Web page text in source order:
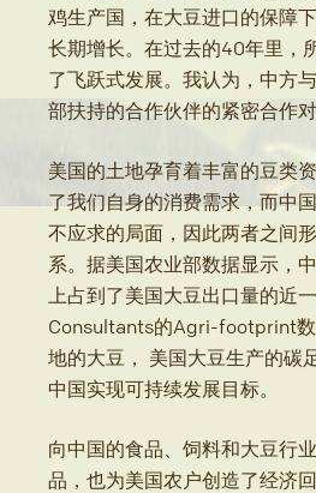
鸡生产国，在大豆进口的保障
长期增长。在过去的40年里，
了飞跃式发展。我认为，中方
部扶持的合作伙伴的紧密合作对
美国的土地孕育着丰富的豆类
了我们自身的消费需求，而中
不应求的局面，因此两者之间
系。据美国农业部数据显示，
上占到了美国大豆出口量的近
Consultants的Agri-footprint
地的大豆， 美国大豆生产的碳
中国实现可持续发展目标。
向中国的食品、饲料和大豆行
品，也为美国农户创造了经济